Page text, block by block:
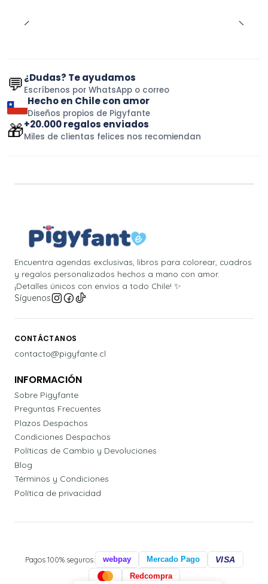
💬¿Dudas? Te ayudamos
Escríbenos por WhatsApp o correo
Hecho en Chile con amor
Diseños propios de Pigyfante
🎁+20.000 regalos enviados
Miles de clientas felices nos recomiendan
Encuentra agendas exclusivas, libros para colorear, cuadros
y regalos personalizados hechos a mano con amor.
¡Detalles únicos con envíos a todo Chile! ✨
Síguenos
CONTÁCTANOS
contacto@pigyfante.cl
INFORMACIÓN
Sobre Pigyfante
Preguntas Frecuentes
Plazos Despachos
Condiciones Despachos
Políticas de Cambio y Devoluciones
Blog
Términos y Condiciones
Política de privacidad
Pagos 100% seguros: webpay Mercado Pago VISA
Redcompra